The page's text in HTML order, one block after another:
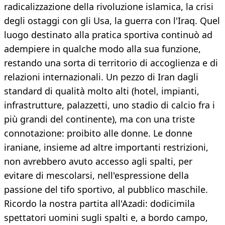
radicalizzazione della rivoluzione islamica, la crisi
degli ostaggi con gli Usa, la guerra con l'Iraq. Quel
luogo destinato alla pratica sportiva continuò ad
adempiere in qualche modo alla sua funzione,
restando una sorta di territorio di accoglienza e di
relazioni internazionali. Un pezzo di Iran dagli
standard di qualità molto alti (hotel, impianti,
infrastrutture, palazzetti, uno stadio di calcio fra i
più grandi del continente), ma con una triste
connotazione: proibito alle donne. Le donne
iraniane, insieme ad altre importanti restrizioni,
non avrebbero avuto accesso agli spalti, per
evitare di mescolarsi, nell'espressione della
passione del tifo sportivo, al pubblico maschile.
Ricordo la nostra partita all'Azadi: dodicimila
spettatori uomini sugli spalti e, a bordo campo,